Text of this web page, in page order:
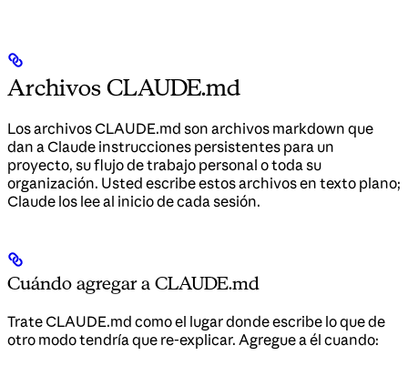
Archivos CLAUDE.md
Los archivos CLAUDE.md son archivos markdown que
dan a Claude instrucciones persistentes para un
proyecto, su flujo de trabajo personal o toda su
organización. Usted escribe estos archivos en texto plano;
Claude los lee al inicio de cada sesión.
Cuándo agregar a CLAUDE.md
Trate CLAUDE.md como el lugar donde escribe lo que de
otro modo tendría que re-explicar. Agregue a él cuando: